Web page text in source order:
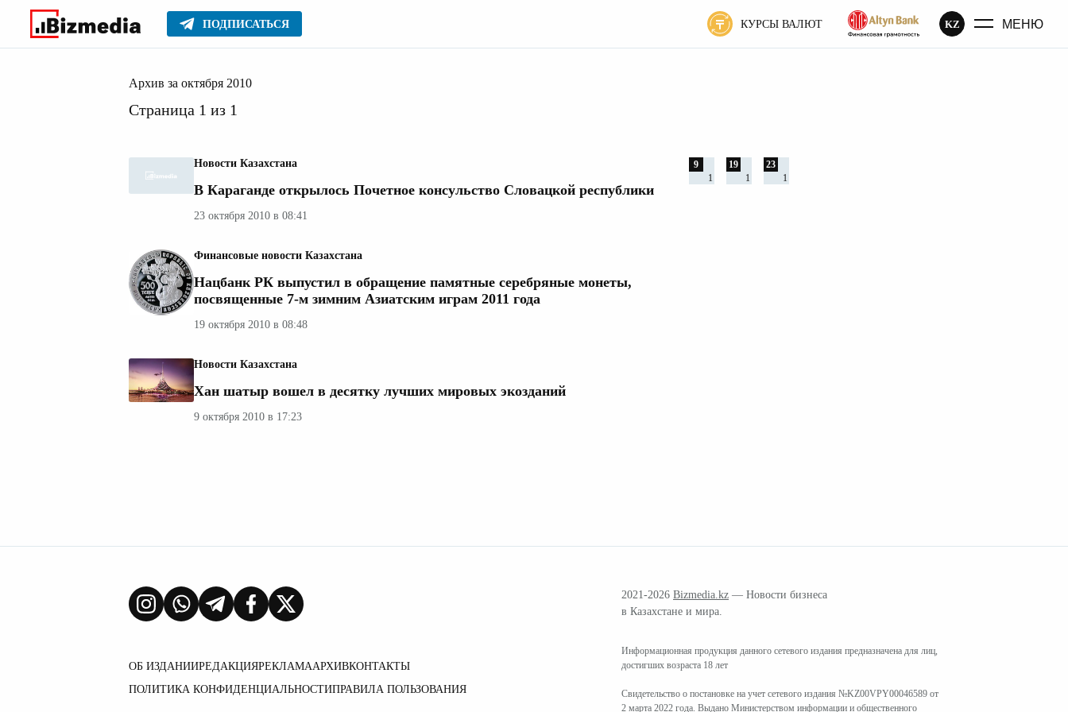
ПОДПИСАТЬСЯ КУРСЫ ВАЛЮТ KZ МЕНЮ
Главное Архив 2010
Архив за октября 2010
Страница 1 из 1
Новости Казахстана
В Караганде открылось Почетное консульство Словацкой республики
23 октября 2010 в 08:41
Финансовые новости Казахстана
Нацбанк РК выпустил в обращение памятные серебряные монеты,
посвященные 7-м зимним Азиатским играм 2011 года
19 октября 2010 в 08:48
Новости Казахстана
Хан шатыр вошел в десятку лучших мировых экозданий
9 октября 2010 в 17:23
9
1
19
1
23
1
ОБ ИЗДАНИИРЕДАКЦИЯРЕКЛАМААРХИВКОНТАКТЫ
ПОЛИТИКА КОНФИДЕНЦИАЛЬНОСТИПРАВИЛА ПОЛЬЗОВАНИЯ
2021-2026 Bizmedia.kz — Новости бизнеса
в Казахстане и мира.
Информационная продукция данного сетевого издания предназначена для лиц,
достигших возраста 18 лет
Свидетельство о постановке на учет сетевого издания №KZ00VPY00046589 от
2 марта 2022 года. Выдано Министерством информации и общественного